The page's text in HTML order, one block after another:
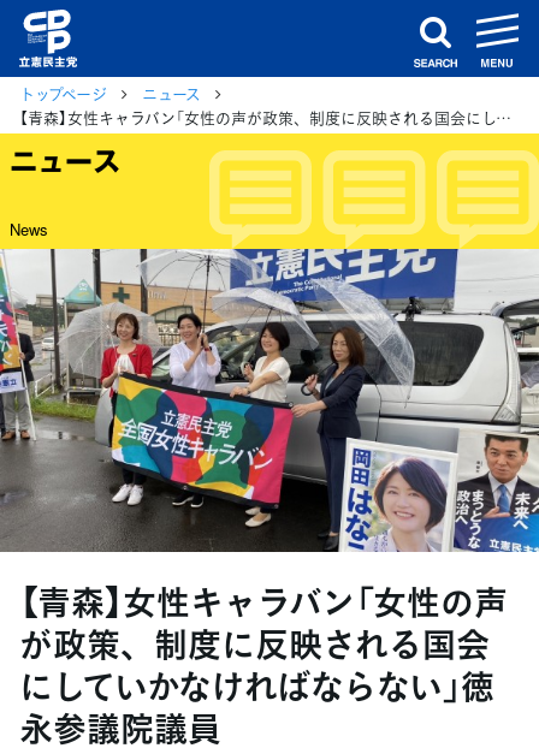
search
トップページ
ニュース
【青森】女性キャラバン「女性の声が政策、制度に反映される国会にしていかなければならない」徳永参議院議員
ニュース
News
【青森】女性キャラバン「女性の声
が政策、制度に反映される国会
にしていかなければならない」徳
永参議院議員